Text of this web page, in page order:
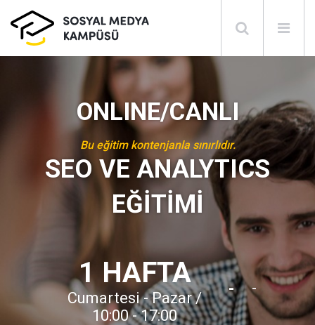
ONLINE/CANLI
Bu eğitim kontenjanla sınırlıdır.
SEO VE ANALYTICS
EĞİTİMİ
1 HAFTA
Cumartesi - Pazar /
10:00 - 17:00
- -